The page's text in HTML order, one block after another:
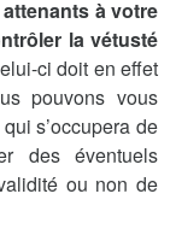
à votre
la vétusté
ci doit en effet
pouvons vous
s’occupera de
des éventuels
ou non de